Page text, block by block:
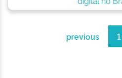
previous 1